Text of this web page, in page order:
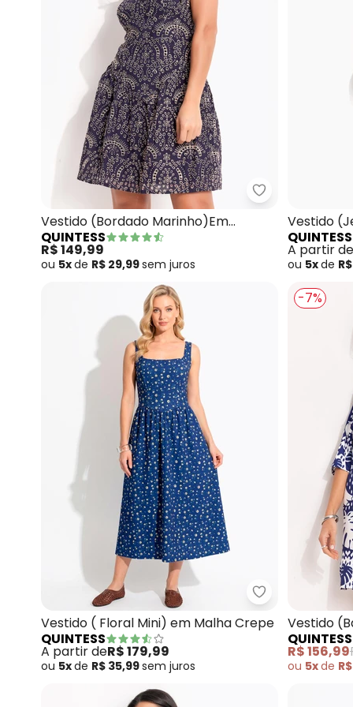
Quintess -
Vestido (Bordado Marinho)Em
Algodão com Poliéster
QUINTESS
R$ 149,99
ou 5xde R$ 29,99sem juros
Vestido
Abertura
QUINTESS
A partir de
ou 5xde
Quintess -
Vestido ( Floral Mini) em Malha Crepe
QUINTESS
A partir deR$ 179,99
ou 5xde R$ 35,99sem juros
-7%
Vestido
QUINTESS
R$ 156,99
ou 5xde